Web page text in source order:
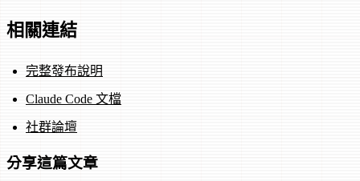
相關連結
完整發布說明
Claude Code 文檔
社群論壇
分享這篇文章